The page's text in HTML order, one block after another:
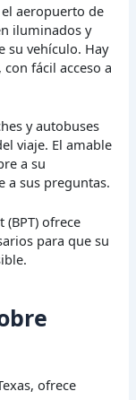
aeropuerto de
iluminados y
su vehículo. Hay
fácil acceso a
y autobuses
viaje. El amable
a su
a sus preguntas.
ofrece
para que su
ofrece